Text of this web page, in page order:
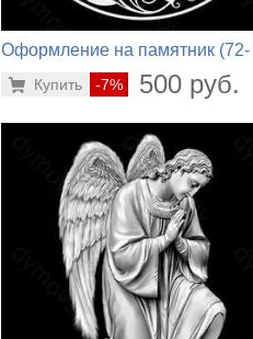
Оформление на памятник (72-
-7% 500 руб.
Купить